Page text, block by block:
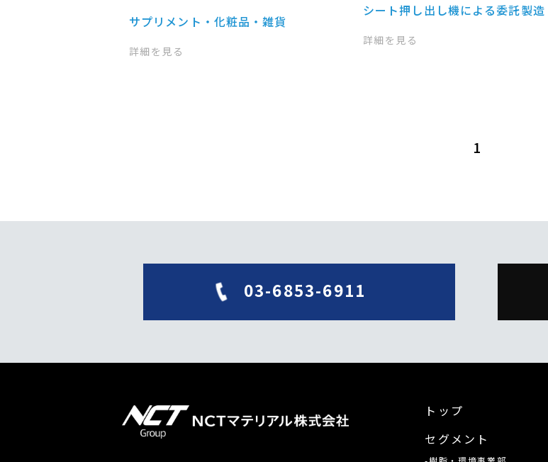
サプリメント・化粧品・雑貨
詳細を見る
シート押し出し機による委託製造
詳細を見る
1
03-6853-6911
トップ
セグメント